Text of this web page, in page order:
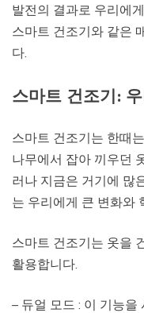
발전의 결과로 우리에
스마트 건조기와 같은
다.
스마트 건조기:
스마트 건조기는 한때
나무에서 잡아 끼우던
러나 지금은 거기에 많
는 우리에게 큰 변화와
스마트 건조기는 옷을
활용합니다.
– 듀얼 모드 : 이 기능